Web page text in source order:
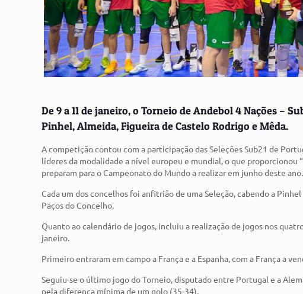
De 9 a 11 de janeiro, o Torneio de Andebol 4 Nações –
Pinhel, Almeida, Figueira de Castelo Rodrigo e Mêda.
A competição contou com a participação das Seleções Sub21 de
líderes da modalidade a nível europeu e mundial, o que
preparam para o Campeonato do Mundo a realizar em junho deste ano.
Cada um dos concelhos foi anfitrião de uma Seleção, cabendo a
Paços do Concelho.
Quanto ao calendário de jogos, incluiu a realização de jogos nos
janeiro.
Primeiro entraram em campo a França e a Espanha, com a França a
Seguiu-se o último jogo do Torneio, disputado entre Portugal e a
pela diferença mínima de um golo (35-34).